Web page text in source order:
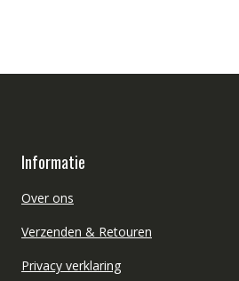
Informatie
Over ons
Verzenden & Retouren
Privacy verklaring